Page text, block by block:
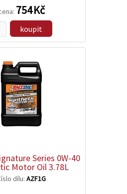
754 Kč
koupit
Series 0W-40
Motor Oil 3.78L
dílu: AZF1G
zobrazit